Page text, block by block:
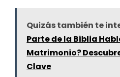
Quizás también te
Parte de la Biblia
Matrimonio?
Clave